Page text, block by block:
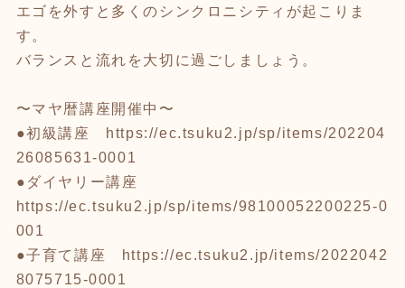
エゴを外すと多くのシンクロニシティが起こりま
す。
バランスと流れを大切に過ごしましょう。
〜マヤ暦講座開催中〜
●初級講座
https://ec.tsuku2.jp/sp/items/202204
26085631-0001
●ダイヤリー講座
https://ec.tsuku2.jp/sp/items/98100052200225-0
001
●子育て講座
https://ec.tsuku2.jp/items/2022042
8075715-0001